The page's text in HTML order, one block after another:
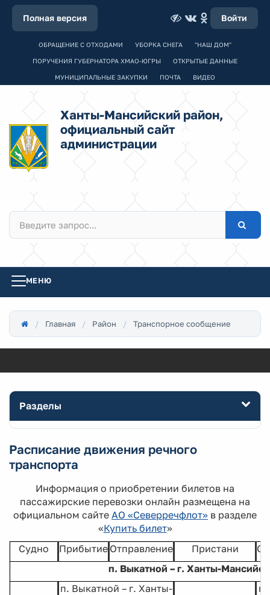
Полная версия Войти
ОБРАЩЕНИЕ С ОТХОДАМИ УБОРКА СНЕГА "НАШ ДОМ"
ПОРУЧЕНИЯ ГУБЕРНАТОРА ХМАО-ЮГРЫ ОТКРЫТЫЕ ДАННЫЕ
МУНИЦИПАЛЬНЫЕ ЗАКУПКИ ПОЧТА ВИДЕО
Ханты-Мансийский район,
официальный сайт
администрации
МЕНЮ
Главная Район Транспорное сообщение
Разделы
Расписание движения речного
транспорта
Информация о приобретении билетов на
пассажирские перевозки онлайн размещена на
официальном сайте АО «Северречфлот» в разделе
«Купить билет»
Судно
Прибытие Отправление Пристани
п. Выкатной – г. Ханты-
п. Выкатной – г. Ханты-
г.